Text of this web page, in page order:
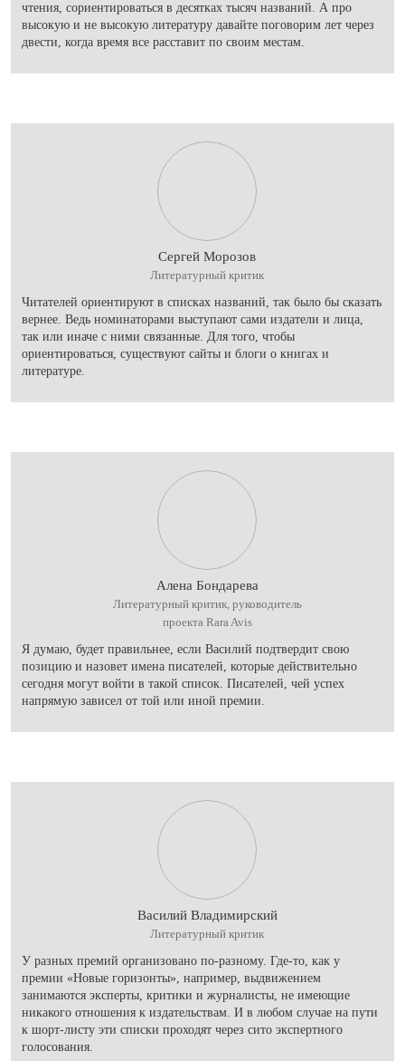
чтения, сориентироваться в десятках тысяч названий. А про
высокую и не высокую литературу давайте поговорим лет через
двести, когда время все расставит по своим местам.
Сергей Морозов
Литературный критик
Читателей ориентируют в списках названий, так было бы сказать
вернее. Ведь номинаторами выступают сами издатели и лица,
так или иначе с ними связанные. Для того, чтобы
ориентироваться, существуют сайты и блоги о книгах и
литературе.
Алена Бондарева
Литературный критик, руководитель
проекта Rara Avis
Я думаю, будет правильнее, если Василий подтвердит свою
позицию и назовет имена писателей, которые действительно
сегодня могут войти в такой список. Писателей, чей успех
напрямую зависел от той или иной премии.
Василий Владимирский
Литературный критик
У разных премий организовано по-разному. Где-то, как у
премии «Новые горизонты», например, выдвижением
занимаются эксперты, критики и журналисты, не имеющие
никакого отношения к издательствам. И в любом случае на пути
к шорт-листу эти списки проходят через сито экспертного
голосования.